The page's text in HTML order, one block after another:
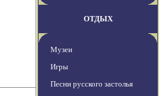
ОТДЫХ
Музеи
Игры
Песни русского застолья